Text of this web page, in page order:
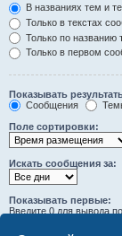
В названиях тем и
Только в текстах
Только по названию
Только в первом
Показывать
Сообщения
Поле сортировки:
Искать сообщения за:
Показывать первые:
Введите 0 для вывода